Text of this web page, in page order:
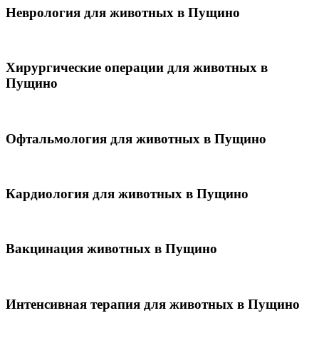
Неврология для животных в Пущино
Хирургические операции для животных в
Пущино
Офтальмология для животных в Пущино
Кардиология для животных в Пущино
Вакцинация животных в Пущино
Интенсивная терапия для животных в Пущино